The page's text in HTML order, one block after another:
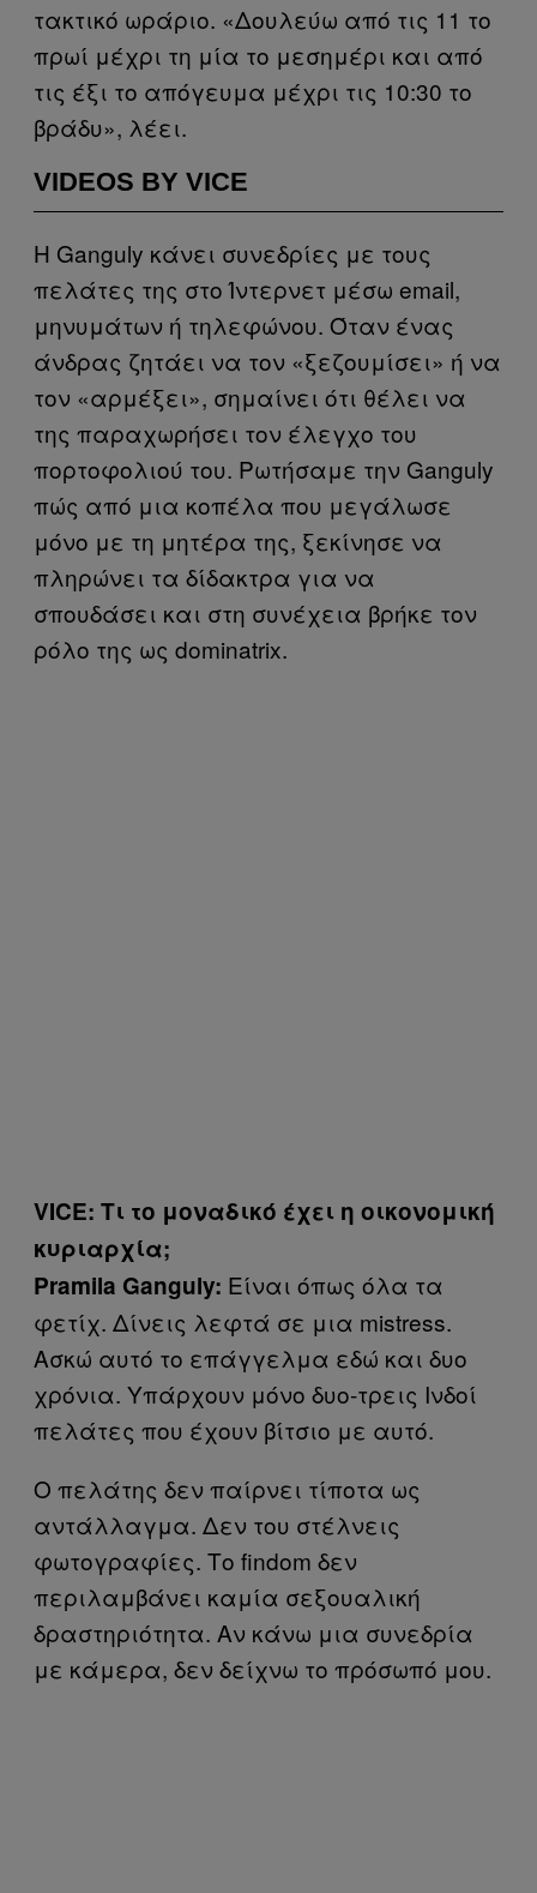
τακτικό ωράριο. «Δουλεύω από τις 11 το
πρωί μέχρι τη μία το μεσημέρι και από
τις έξι το απόγευμα μέχρι τις 10:30 το
βράδυ», λέει.
VIDEOS BY VICE
Η Ganguly κάνει συνεδρίες με τους
πελάτες της στο Ίντερνετ μέσω email,
μηνυμάτων ή τηλεφώνου. Όταν ένας
άνδρας ζητάει να τον «ξεζουμίσει» ή να
τον «αρμέξει», σημαίνει ότι θέλει να
της παραχωρήσει τον έλεγχο του
πορτοφολιού του. Ρωτήσαμε την Ganguly
πώς από μια κοπέλα που μεγάλωσε
μόνο με τη μητέρα της, ξεκίνησε να
πληρώνει τα δίδακτρα για να
σπουδάσει και στη συνέχεια βρήκε τον
ρόλο της ως dominatrix.
VICE: Τι το μοναδικό έχει η οικονομική
κυριαρχία;
Pramila Ganguly: Είναι όπως όλα τα
φετίχ. Δίνεις λεφτά σε μια mistress.
Ασκώ αυτό το επάγγελμα εδώ και δυο
χρόνια. Υπάρχουν μόνο δυο-τρεις Ινδοί
πελάτες που έχουν βίτσιο με αυτό.
Ο πελάτης δεν παίρνει τίποτα ως
αντάλλαγμα. Δεν του στέλνεις
φωτογραφίες. Το findom δεν
περιλαμβάνει καμία σεξουαλική
δραστηριότητα. Αν κάνω μια συνεδρία
με κάμερα, δεν δείχνω το πρόσωπό μου.